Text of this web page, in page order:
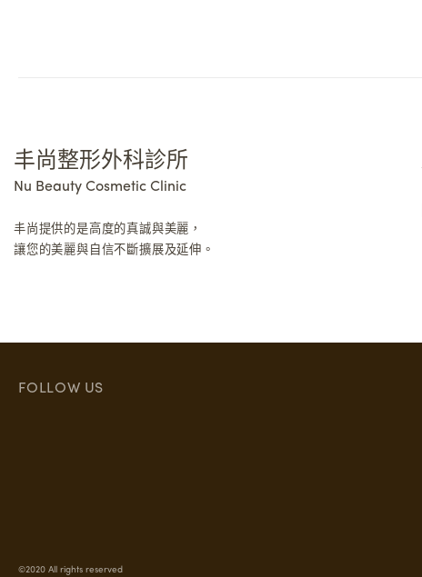
丰尚整形外科診所
Nu Beauty Cosmetic Clinic
丰尚提供的是高度的真誠與美麗，
讓您的美麗與自信不斷擴展及延伸。
FOLLOW US
©2020 All rights reserved